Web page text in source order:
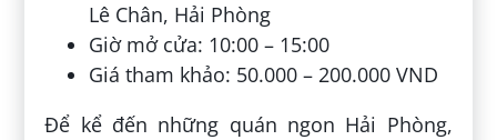
Lê Chân, Hải Phòng
Giờ mở cửa: 10:00 – 15:00
Giá tham khảo: 50.000 – 200.000 VND
Để kể đến những quán ngon Hải Phòng,